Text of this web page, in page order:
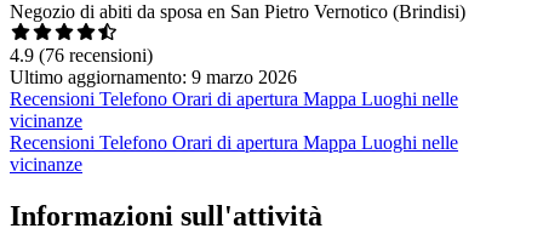
Negozio di abiti da sposa en San Pietro Vernotico (Brindisi)
4.9 (76 recensioni)
Ultimo aggiornamento: 9 marzo 2026
Recensioni Telefono Orari di apertura Mappa Luoghi nelle
vicinanze
Recensioni Telefono Orari di apertura Mappa Luoghi nelle
vicinanze
Informazioni sull'attività